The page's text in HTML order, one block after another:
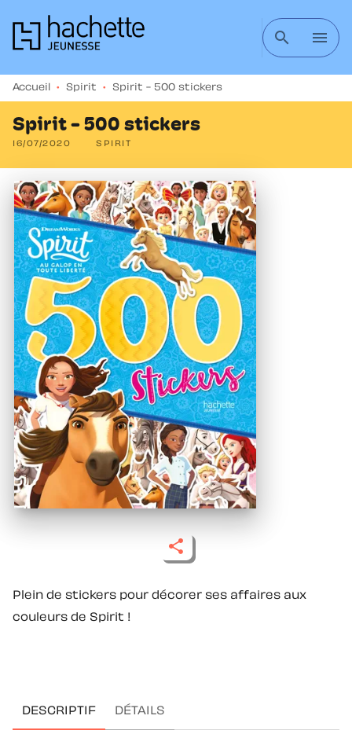
MENU RECHERCHE CONTENU
search menu
Accueil • Spirit • Spirit - 500 stickers
Spirit - 500 stickers
16/07/2020 SPIRIT
Plein de stickers pour décorer ses affaires aux
couleurs de Spirit !
DESCRIPTIF DÉTAILS